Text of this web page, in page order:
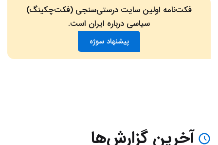
فکت‌نامه اولین سایت درستی‌سنجی (فکت‌چکینگ)
سیاسی درباره ایران است.
پیشنهاد سوژه
آخرین گزارش‌ها